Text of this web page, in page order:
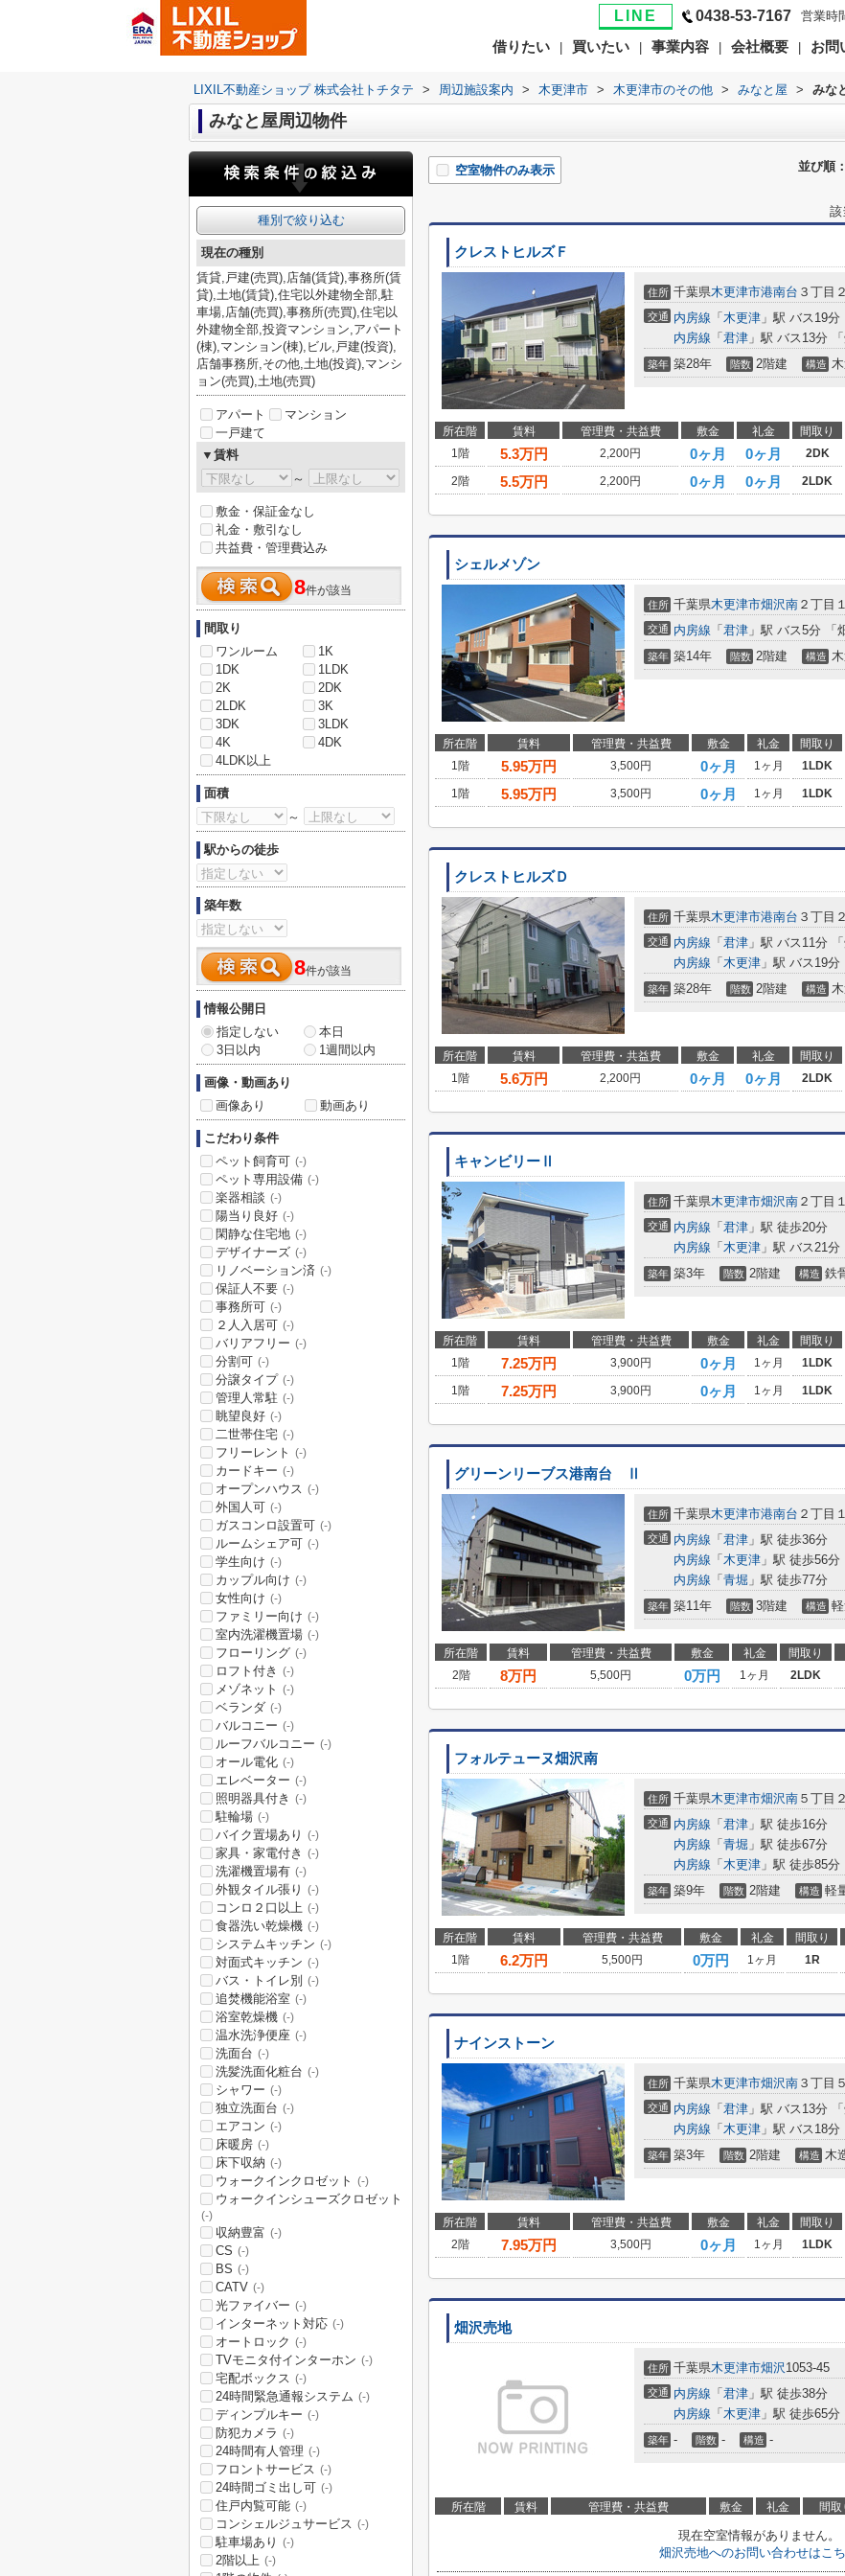
LINE 0438-53-7167 営業時
借りたい 買いたい 事業内容 会社概要 お問
LIXIL不動産ショップ 株式会社トチタテ > 周辺施設案内 > 木更津市 > 木更津市のその他 > みなと屋 > みな
みなと屋周辺物件
並び順：
空室物件のみ表示
該
クレストヒルズＦ
住所 千葉県木更津市港南台 ３丁目
交通 内房線 「 木更津 」駅 バス19
内房線 「 君津 」駅 バス13分
築年 築28年 階数 2階建 構造
所在階 賃料 管理費・共益費 敷金 礼金 間取り
1階
5.3万円 2,200円 0ヶ月 0ヶ月 2DK
2階
5.5万円 2,200円 0ヶ月 0ヶ月 2LDK
シェルメゾン
住所 千葉県木更津市畑沢南 ２丁目
交通 内房線 「 君津 」駅 バス5分 「
築年 築14年 階数 2階建 構造
所在階 賃料 管理費・共益費 敷金 礼金 間取り
1階
5.95万円 3,500円 0ヶ月 1ヶ月 1LDK
1階
5.95万円 3,500円 0ヶ月 1ヶ月 1LDK
クレストヒルズＤ
住所 千葉県木更津市港南台 ３丁目
交通 内房線 「 君津 」駅 バス11分
内房線 「 木更津 」駅 バス19
築年 築28年 階数 2階建 構造
所在階 賃料 管理費・共益費 敷金 礼金 間取り
1階
5.6万円 2,200円 0ヶ月 0ヶ月 2LDK
キャンビリーⅡ
住所 千葉県木更津市畑沢南 ２丁目
交通 内房線 「 君津 」駅 徒歩20分
内房線 「 木更津 」駅 バス21
築年 築3年 階数 2階建 構造 鉄
所在階 賃料 管理費・共益費 敷金 礼金 間取り
1階
7.25万円 3,900円 0ヶ月 1ヶ月 1LDK
1階
7.25万円 3,900円 0ヶ月 1ヶ月 1LDK
グリーンリーブス港南台 Ⅱ
住所 千葉県木更津市港南台 ２丁目
交通 内房線 「 君津 」駅 徒歩36分
内房線 「 木更津 」駅 徒歩56分
内房線 「 青堀 」駅 徒歩77分
築年 築11年 階数 3階建 構造
所在階 賃料 管理費・共益費 敷金 礼金 間取り
2階
8万円 5,500円 0万円 1ヶ月 2LDK
フォルテューヌ畑沢南
住所 千葉県木更津市畑沢南 ５丁目
交通 内房線 「 君津 」駅 徒歩16分
内房線 「 青堀 」駅 徒歩67分
内房線 「 木更津 」駅 徒歩85分
築年 築9年 階数 2階建 構造 軽
所在階 賃料 管理費・共益費 敷金 礼金 間取り
1階
6.2万円 5,500円 0万円 1ヶ月 1R
ナインストーン
住所 千葉県木更津市畑沢南 ３丁目
交通 内房線 「 君津 」駅 バス13分
内房線 「 木更津 」駅 バス18
築年 築3年 階数 2階建 構造 木
所在階 賃料 管理費・共益費 敷金 礼金 間取り
2階
7.95万円 3,500円 0ヶ月 1ヶ月 1LDK
畑沢売地
住所 千葉県木更津市畑沢 1053-45
交通 内房線 「 君津 」駅 徒歩38分
内房線 「 木更津 」駅 徒歩65分
築年 - 階数 - 構造 -
所在階 賃料 管理費・共益費 敷金 礼金 間取
現在空室情報がありません。
畑沢売地へのお問い合わせはこ
種別で絞り込む
現在の種別
賃貸,戸建(売買),店舗(賃貸),事務所(賃
貸),土地(賃貸),住宅以外建物全部,駐
車場,店舗(売買),事務所(売買),住宅以
外建物全部,投資マンション,アパート
(棟),マンション(棟),ビル,戸建(投資),
店舗事務所,その他,土地(投資),マンシ
ョン(売買),土地(売買)
アパート
マンション
一戸建て
▼賃料
～
敷金・保証金なし
礼金・敷引なし
共益費・管理費込み
8件が該当
間取り
ワンルーム
1K
1DK
1LDK
2K
2DK
2LDK
3K
3DK
3LDK
4K
4DK
4LDK以上
面積
～
駅からの徒歩
築年数
8件が該当
情報公開日
指定しない
本日
3日以内
1週間以内
画像・動画あり
画像あり
動画あり
こだわり条件
ペット飼育可 (-)
ペット専用設備 (-)
楽器相談 (-)
陽当り良好 (-)
閑静な住宅地 (-)
デザイナーズ (-)
リノベーション済 (-)
保証人不要 (-)
事務所可 (-)
２人入居可 (-)
バリアフリー (-)
分割可 (-)
分譲タイプ (-)
管理人常駐 (-)
眺望良好 (-)
二世帯住宅 (-)
フリーレント (-)
カードキー (-)
オープンハウス (-)
外国人可 (-)
ガスコンロ設置可 (-)
ルームシェア可 (-)
学生向け (-)
カップル向け (-)
女性向け (-)
ファミリー向け (-)
室内洗濯機置場 (-)
フローリング (-)
ロフト付き (-)
メゾネット (-)
ベランダ (-)
バルコニー (-)
ルーフバルコニー (-)
オール電化 (-)
エレベーター (-)
照明器具付き (-)
駐輪場 (-)
バイク置場あり (-)
家具・家電付き (-)
洗濯機置場有 (-)
外観タイル張り (-)
コンロ２口以上 (-)
食器洗い乾燥機 (-)
システムキッチン (-)
対面式キッチン (-)
バス・トイレ別 (-)
追焚機能浴室 (-)
浴室乾燥機 (-)
温水洗浄便座 (-)
洗面台 (-)
洗髪洗面化粧台 (-)
シャワー (-)
独立洗面台 (-)
エアコン (-)
床暖房 (-)
床下収納 (-)
ウォークインクロゼット (-)
ウォークインシューズクロゼット
(-)
収納豊富 (-)
CS (-)
BS (-)
CATV (-)
光ファイバー (-)
インターネット対応 (-)
オートロック (-)
TVモニタ付インターホン (-)
宅配ボックス (-)
24時間緊急通報システム (-)
ディンプルキー (-)
防犯カメラ (-)
24時間有人管理 (-)
フロントサービス (-)
24時間ゴミ出し可 (-)
住戸内覧可能 (-)
コンシェルジュサービス (-)
駐車場あり (-)
2階以上 (-)